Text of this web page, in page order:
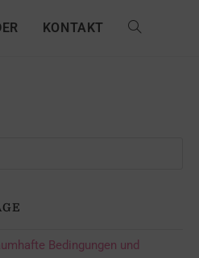
KONTAKT
Bedingungen und